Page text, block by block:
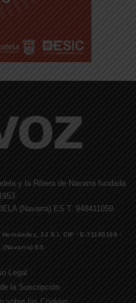
y la Ribera de Navarra fundada
(Navarra) ES T. 948411059
JJ S.I. CIF · E-71185169 ·
(Navarra) ES
Legal
la Suscripción